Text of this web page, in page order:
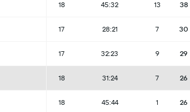
18 45:32 13 38
17 28:21 7 30
17 32:23 9 29
18 31:24 7 26
18 45:44 1 26